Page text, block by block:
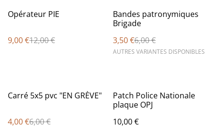
%
Opérateur PIE
9,00 €12,00 €
%
Bandes patronymiques
Brigade
3,50 €6,00 €
AUTRES VARIANTES DISPONIBLES
%
Carré 5x5 pvc "EN GRÈVE"
4,00 €6,00 €
Patch Police Nationale
plaque OPJ
10,00 €